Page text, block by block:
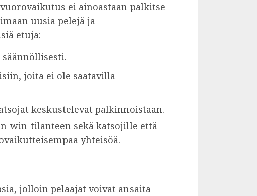
ei ainoastaan palkitse
uusia pelejä ja
etuja:
joita ei ole saatavilla
keskustelevat palkinnoistaan.
win-tilanteen sekä katsojille että
yhteisöä.
jolloin pelaajat voivat ansaita